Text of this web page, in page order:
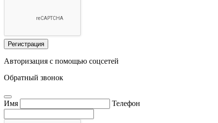
Регистрация
Авторизация с помощью соцсетей
Обратный звонок
Имя Телефон